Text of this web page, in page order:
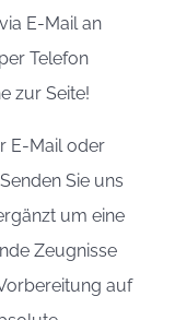
E-Mail an
Telefon
zur Seite!
E-Mail oder
Sie uns
um eine
Zeugnisse
auf